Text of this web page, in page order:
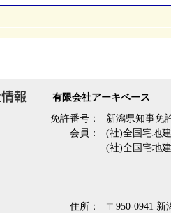
有限会社アーキベース
免許番号：
新潟県知事免
会員：
(社)全国宅地
(社)全国宅地
住所：
〒950-0941